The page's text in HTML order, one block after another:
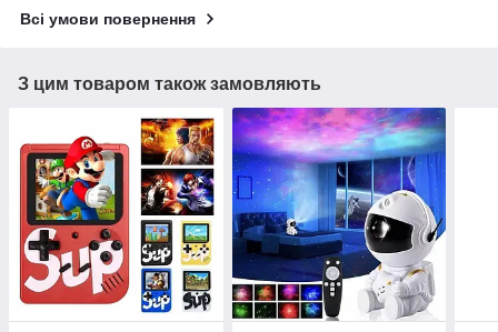
Всі умови повернення
З цим товаром також замовляють